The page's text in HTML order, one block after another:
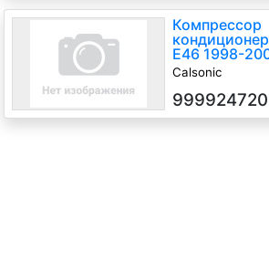
Компрессор
E46 1998-
Calsonic
N42 B18A 1.8
ст.мех.,
г.в.